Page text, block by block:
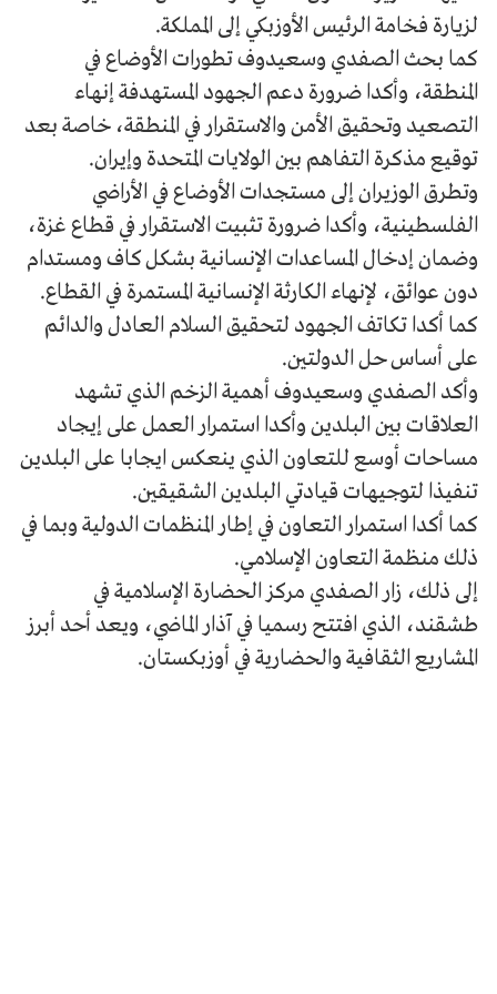
لزيارة فخامة الرئيس الأوزبكي إلى المملكة.
كما بحث الصفدي وسعيدوف تطورات الأوضاع في
المنطقة، وأكدا ضرورة دعم الجهود المستهدفة إنهاء
التصعيد وتحقيق الأمن والاستقرار في المنطقة، خاصة بعد
توقيع مذكرة التفاهم بين الولايات المتحدة وإيران.
وتطرق الوزيران إلى مستجدات الأوضاع في الأراضي
الفلسطينية، ‏وأكدا ضرورة تثبيت الاستقرار في قطاع غزة،
وضمان إدخال المساعدات الإنسانية بشكل كاف ومستدام
دون عوائق، لإنهاء الكارثة الإنسانية المستمرة في القطاع.
كما أكدا تكاتف الجهود لتحقيق السلام العادل والدائم
على أساس حل الدولتين.
وأكد الصفدي وسعيدوف أهمية الزخم الذي تشهد
العلاقات بين البلدين وأكدا استمرار العمل على إيجاد
مساحات أوسع للتعاون الذي ينعكس ايجابا على البلدين
تنفيذا لتوجيهات قيادتي البلدين الشقيقين.
كما أكدا استمرار التعاون في إطار المنظمات الدولية وبما في
ذلك منظمة التعاون الإسلامي.
إلى ذلك، زار الصفدي مركز الحضارة الإسلامية في
طشقند، الذي افتتح رسميا في آذار الماضي، ويعد أحد أبرز
المشاريع الثقافية والحضارية في أوزبكستان.